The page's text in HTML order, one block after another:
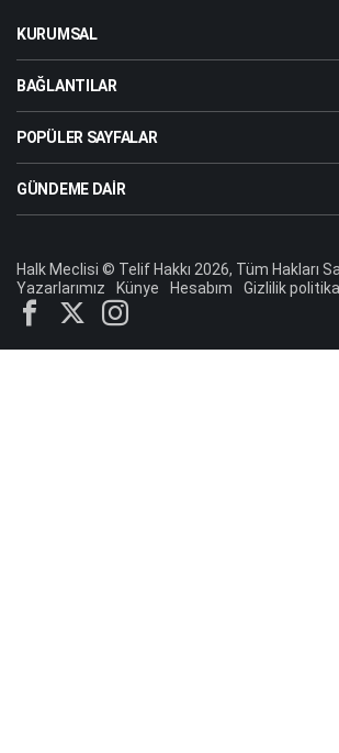
Sessizlik"
bakacak cesaret lazım"
Dr.Koray Topçu
"Bu mesele “mehmetçik”
KURUMSAL
BAĞLANTILAR
POPÜLER SAYFALAR
GÜNDEME DAIR
Halk Meclisi © Telif Hakkı 2026, Tüm Hakları
Yazarlarımız
Künye Hesabım Gizlilik